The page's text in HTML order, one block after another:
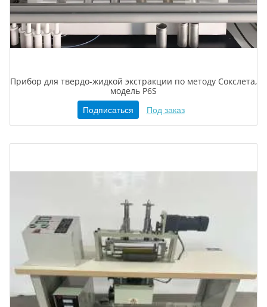
Прибор для твердо-жидкой экстракции по методу Сокслета,
модель P6S
Подписаться Под заказ